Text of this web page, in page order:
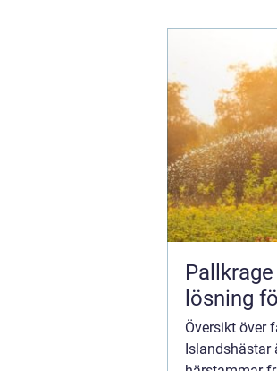
lösning
Översikt över
Islandshästar